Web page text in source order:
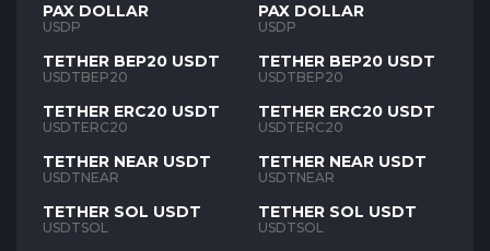
PAX DOLLAR
USDP
TETHER BEP20 USDT
USDTBEP20
TETHER ERC20 USDT
USDTERC20
TETHER NEAR USDT
USDTNEAR
TETHER SOL USDT
USDTSOL
PAX DOLLAR
USDP
TETHER BEP20 USDT
USDTBEP20
TETHER ERC20 USDT
USDTERC20
TETHER NEAR USDT
USDTNEAR
TETHER SOL USDT
USDTSOL